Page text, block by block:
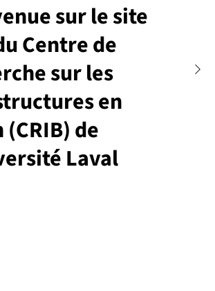
sur le site
Centre de
sur les
en
de
Laval